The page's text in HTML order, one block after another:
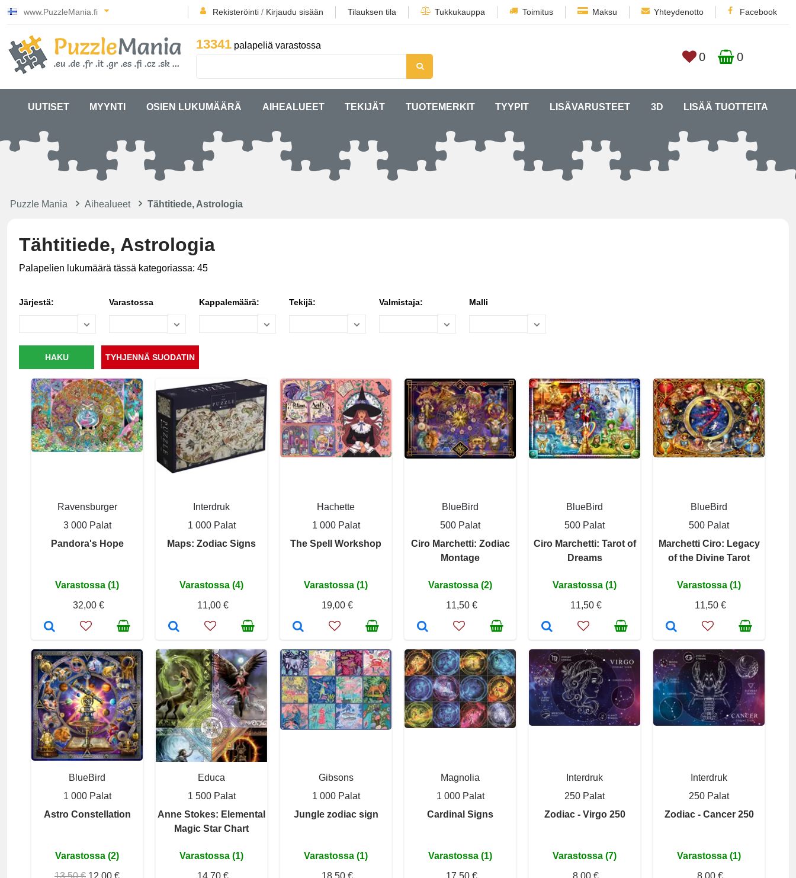
www.PuzzleMania.fi Rekisteröinti / Kirjaudu sisään Tilauksen tila Tukkukauppa Toimitus Maksu Yhteydenotto Facebook
13341 palapeliä varastossa
0 0
UUTISET MYYNTI OSIEN LUKUMÄÄRÄ AIHEALUEET TEKIJÄT TUOTEMERKIT TYYPIT LISÄVARUSTEET 3D LISÄÄ TUOTTEITA
Puzzle Mania Aihealueet Tähtitiede, Astrologia
Tähtitiede, Astrologia
Palapelien lukumäärä tässä kategoriassa: 45
Järjestä: Varastossa Kappalemäärä: Tekijä: Valmistaja: Malli
Ravensburger
3 000 Palat
Pandora's Hope
Varastossa (1)
32,00 €
Interdruk
1 000 Palat
Maps: Zodiac Signs
Varastossa (4)
11,00 €
Hachette
1 000 Palat
The Spell Workshop
Varastossa (1)
19,00 €
BlueBird
500 Palat
Ciro Marchetti: Zodiac
Montage
Varastossa (2)
11,50 €
BlueBird
500 Palat
Ciro Marchetti: Tarot of
Dreams
Varastossa (1)
11,50 €
BlueBird
500 Palat
Marchetti Ciro: Legacy
of the Divine Tarot
Varastossa (1)
11,50 €
BlueBird
1 000 Palat
Astro Constellation
Varastossa (2)
13,50 € 12,00 €
Educa
1 500 Palat
Anne Stokes: Elemental
Magic Star Chart
Varastossa (1)
14,70 €
Gibsons
1 000 Palat
Jungle zodiac sign
Varastossa (1)
18,50 €
Magnolia
1 000 Palat
Cardinal Signs
Varastossa (1)
17,50 €
Interdruk
250 Palat
Zodiac - Virgo 250
Varastossa (7)
8,00 €
Interdruk
250 Palat
Zodiac - Cancer 250
Varastossa (1)
8,00 €